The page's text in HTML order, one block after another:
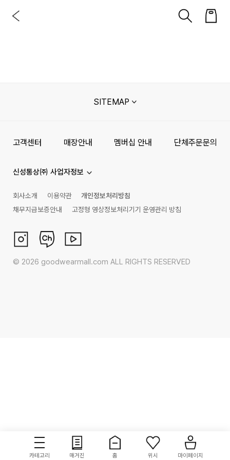
카테고리 매거진 홈 위시 마이페이지
SITEMAP
고객센터 매장안내 멤버십 안내 단체주문문의
신성통상㈜ 사업자정보
회사소개 이용약관
개인정보처리방침
채무지급보증안내
고정형 영상정보처리기기 운영관리 방침
© 2026 goodwearmall.com ALL RIGHTS RESERVED